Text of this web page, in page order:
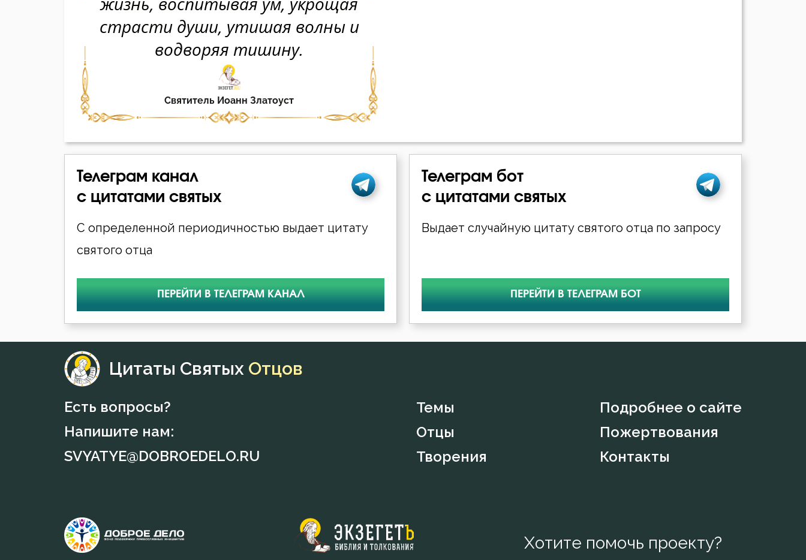
Телеграм канал
с цитатами святых
С определенной периодичностью выдает цитату
святого отца
ПЕРЕЙТИ В ТЕЛЕГРАМ КАНАЛ
Телеграм бот
с цитатами святых
Выдает случайную цитату святого отца по запросу
ПЕРЕЙТИ В ТЕЛЕГРАМ БОТ
Цитаты Святых Отцов
Есть вопросы?
Напишите нам:
SVYATYE@DOBROEDELO.RU
Темы
Отцы
Творения
Подробнее о сайте
Пожертвования
Контакты
Хотите помочь проекту?